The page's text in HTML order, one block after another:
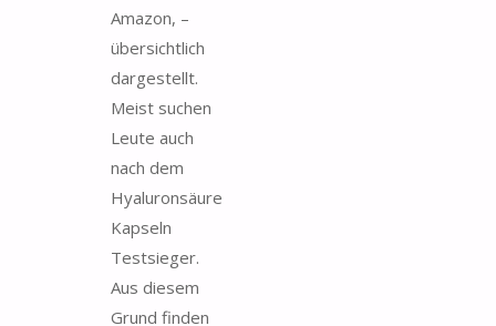
Amazon, –
übersichtlich
dargestellt.
Meist suchen
Leute auch
nach dem
Hyaluronsäure
Kapseln
Testsieger.
Aus diesem
Grund finden